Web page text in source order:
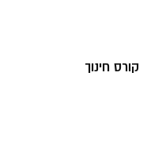
קורס חינוך